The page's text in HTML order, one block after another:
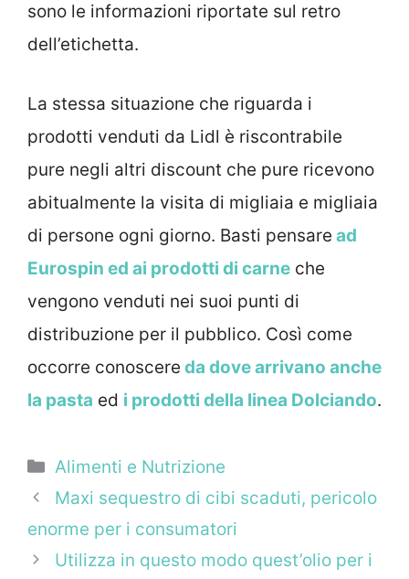
sono le informazioni riportate sul retro
dell’etichetta.
La stessa situazione che riguarda i
prodotti venduti da Lidl è riscontrabile
pure negli altri discount che pure ricevono
abitualmente la visita di migliaia e migliaia
di persone ogni giorno. Basti pensare ad
Eurospin ed ai prodotti di carne che
vengono venduti nei suoi punti di
distribuzione per il pubblico. Così come
occorre conoscere da dove arrivano anche
la pasta ed i prodotti della linea Dolciando.
Categorie
Alimenti e Nutrizione
Maxi sequestro di cibi scaduti, pericolo
enorme per i consumatori
Utilizza in questo modo quest’olio per i